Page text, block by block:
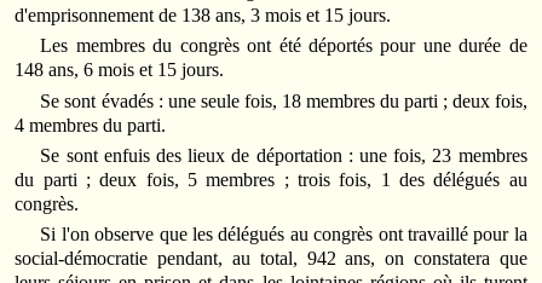
d'emprisonnement de 138 ans, 3 mois et 15 jours.
Les membres du congrès ont été déportés pour une durée de
148 ans, 6 mois et 15 jours.
Se sont évadés : une seule fois, 18 membres du parti ; deux fois,
4 membres du parti.
Se sont enfuis des lieux de déportation : une fois, 23 membres
du parti ; deux fois, 5 membres ; trois fois, 1 des délégués au
congrès.
Si l'on observe que les délégués au congrès ont travaillé pour la
social‑démocratie pendant, au total, 942 ans, on constatera que